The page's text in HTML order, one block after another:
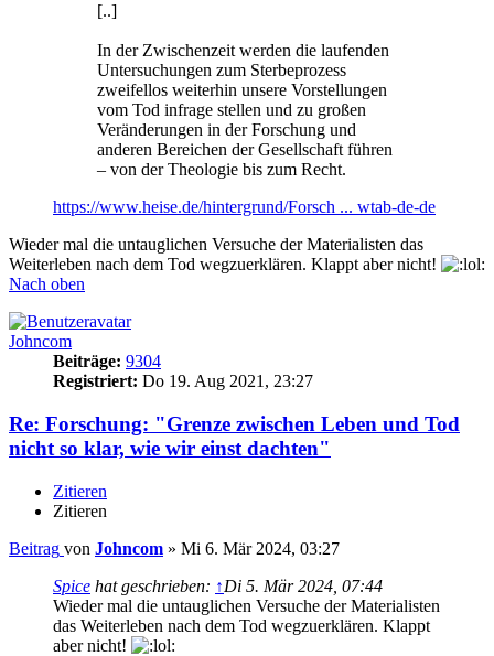
[..]
In der Zwischenzeit werden die laufenden
Untersuchungen zum Sterbeprozess
zweifellos weiterhin unsere Vorstellungen
vom Tod infrage stellen und zu großen
Veränderungen in der Forschung und
anderen Bereichen der Gesellschaft führen
– von der Theologie bis zum Recht.
https://www.heise.de/hintergrund/Forsch ... wtab-de-de
Wieder mal die untauglichen Versuche der Materialisten das
Weiterleben nach dem Tod wegzuerklären. Klappt aber nicht!
Nach oben
Johncom
Beiträge: 9304
Registriert: Do 19. Aug 2021, 23:27
Re: Forschung: "Grenze zwischen Leben und Tod
nicht so klar, wie wir einst dachten"​
Zitieren
Zitieren
Beitrag von Johncom » Mi 6. Mär 2024, 03:27
Spice hat geschrieben: ↑Di 5. Mär 2024, 07:44
Wieder mal die untauglichen Versuche der Materialisten
das Weiterleben nach dem Tod wegzuerklären. Klappt
aber nicht!